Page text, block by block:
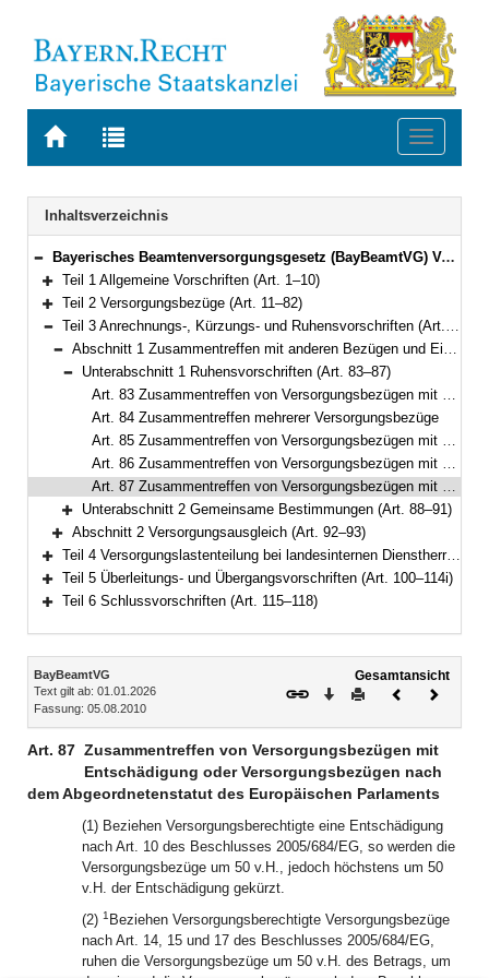
Zur
BAYERN.RECHT
Zur
letzten
Suche
Toggle
Navigation
Inhaltsverzeichnis
Bereich reduzieren
Bayerisches Beamtenversorgungsgesetz (BayBeamtVG) Vom 5. August 2010 (GVBl. S. 410, 528, 764) BayRS 2033-1-1-F (Art. 1–118)
Bereich erweitern
Teil 1 Allgemeine Vorschriften (Art. 1–10)
Bereich erweitern
Teil 2 Versorgungsbezüge (Art. 11–82)
Bereich reduzieren
Teil 3 Anrechnungs-, Kürzungs- und Ruhensvorschriften (Art. 83–93)
Bereich reduzieren
Abschnitt 1 Zusammentreffen mit anderen Bezügen und Einkünften (Art. 83–91)
Bereich reduzieren
Unterabschnitt 1 Ruhensvorschriften (Art. 83–87)
Art. 83 Zusammentreffen von Versorgungsbezügen mit Erwerbs- und Erwerbsersatzeinkommen
Art. 84 Zusammentreffen mehrerer Versorgungsbezüge
Art. 85 Zusammentreffen von Versorgungsbezügen mit Renten oder Altersgeld
Art. 86 Zusammentreffen von Versorgungsbezügen mit Versorgung aus zwischenstaatlicher und überstaatlicher Verwendung
Art. 87 Zusammentreffen von Versorgungsbezügen mit Entschädigung oder Versorgungsbezügen nach dem Abgeordnetenstatut des Europäischen Parlaments
Bereich erweitern
Unterabschnitt 2 Gemeinsame Bestimmungen (Art. 88–91)
Bereich erweitern
Abschnitt 2 Versorgungsausgleich (Art. 92–93)
Bereich erweitern
Teil 4 Versorgungslastenteilung bei landesinternen Dienstherrenwechseln (Art. 94–99a)
Bereich erweitern
Teil 5 Überleitungs- und Übergangsvorschriften (Art. 100–114i)
Teil 6 Schlussvorschriften (Art. 115–118)
Inhalt
BayBeamtVG
Text gilt ab: 01.01.2026
Fassung: 05.08.2010
Gesamtansicht
Download
DruckenVorheriges
Art. 87 Zusammentreffen von Versorgungsbezügen mit
Entschädigung oder Versorgungsbezügen nach
dem Abgeordnetenstatut des Europäischen Parlaments
(1) Beziehen Versorgungsberechtigte eine Entschädigung
nach Art. 10 des Beschlusses 2005/684/EG, so werden die
Versorgungsbezüge um 50 v.H., jedoch höchstens um 50
v.H. der Entschädigung gekürzt.
(2) 1 Beziehen Versorgungsberechtigte Versorgungsbezüge
nach Art. 14, 15 und 17 des Beschlusses 2005/684/EG,
ruhen die Versorgungsbezüge um 50 v.H. des Betrags, um